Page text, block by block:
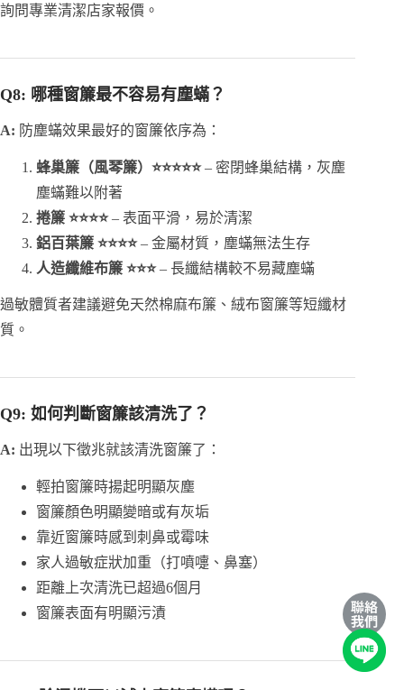
詢問專業清潔店家報價。
Q8: 哪種窗簾最不容易有塵蟎？
A: 防塵蟎效果最好的窗簾依序為：
蜂巢簾（風琴簾）⭐⭐⭐⭐⭐– 密閉蜂巢結構，灰塵
塵蟎難以附著
捲簾 ⭐⭐⭐⭐– 表面平滑，易於清潔
鋁百葉簾 ⭐⭐⭐⭐– 金屬材質，塵蟎無法生存
人造纖維布簾 ⭐⭐⭐– 長纖結構較不易藏塵蟎
過敏體質者建議避免天然棉麻布簾、絨布窗簾等短纖材
質。
Q9: 如何判斷窗簾該清洗了？
A: 出現以下徵兆就該清洗窗簾了：
輕拍窗簾時揚起明顯灰塵
窗簾顏色明顯變暗或有灰垢
靠近窗簾時感到刺鼻或霉味
家人過敏症狀加重（打噴嚏、鼻塞）
距離上次清洗已超過6個月
窗簾表面有明顯污漬